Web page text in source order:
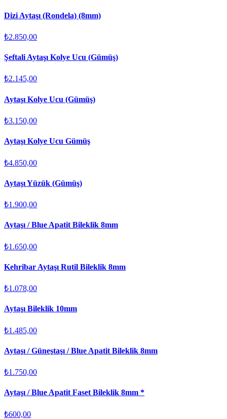
Dizi Aytaşı (Rondela) (8mm)
₺2.850,00
Şeftali Aytaşı Kolye Ucu (Gümüş)
₺2.145,00
Aytaşı Kolye Ucu (Gümüş)
₺3.150,00
Aytaşı Kolye Ucu Gümüş
₺4.850,00
Aytaşı Yüzük (Gümüş)
₺1.900,00
Aytaşı / Blue Apatit Bileklik 8mm
₺1.650,00
Kehribar Aytaşı Rutil Bileklik 8mm
₺1.078,00
Aytaşı Bileklik 10mm
₺1.485,00
Aytaşı / Güneştaşı / Blue Apatit Bileklik 8mm
₺1.750,00
Aytaşı / Blue Apatit Faset Bileklik 8mm *
₺600,00